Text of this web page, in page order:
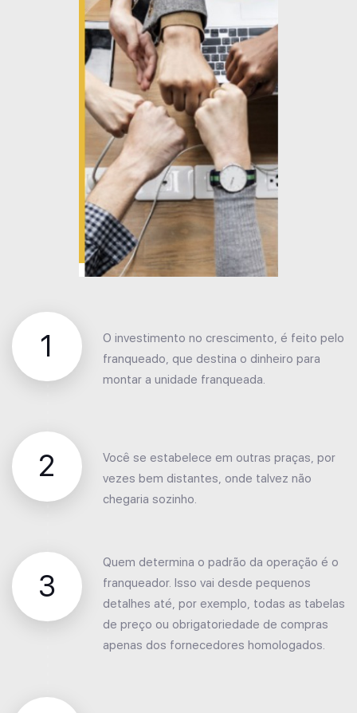
1
O investimento no crescimento, é feito pelo
franqueado, que destina o dinheiro para
montar a unidade franqueada.
2
Você se estabelece em outras praças, por
vezes bem distantes, onde talvez não
chegaria sozinho.
3
Quem determina o padrão da operação é o
franqueador. Isso vai desde pequenos
detalhes até, por exemplo, todas as tabelas
de preço ou obrigatoriedade de compras
apenas dos fornecedores homologados.